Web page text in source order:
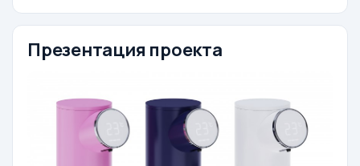
Презентация проекта